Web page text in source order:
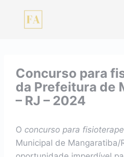
Concurso para
da Prefeitura de
– RJ – 2024
O concurso para
Municipal de Mangaratiba/